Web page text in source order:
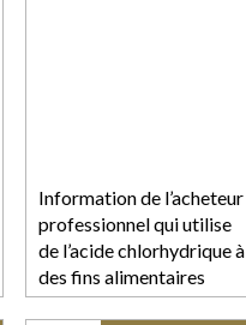
Information de l’acheteur
professionnel qui utilise
de l’acide chlorhydrique à
des fins alimentaires